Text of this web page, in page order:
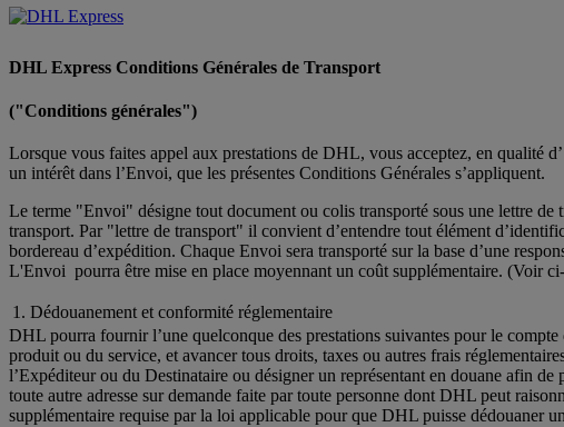
DHL Express Conditions Générales de Transport
("Conditions générales")
Lorsque vous faites appel aux prestations de DHL, vous acceptez, en qualité
un intérêt dans l’Envoi, que les présentes Conditions Générales s’appliquent.
Le terme "Envoi" désigne tout document ou colis transporté sous une lettre
transport. Par "lettre de transport" il convient d’entendre tout élément
bordereau d’expédition. Chaque Envoi sera transporté sur la base d’une
L'Envoi pourra être mise en place moyennant un coût supplémentaire. (Voir
1. Dédouanement et conformité réglementaire
DHL pourra fournir l’une quelconque des prestations suivantes pour le
produit ou du service, et avancer tous droits, taxes ou autres frais
l’Expéditeur ou du Destinataire ou désigner un représentant en douane afin
toute autre adresse sur demande faite par toute personne dont DHL peut
supplémentaire requise par la loi applicable pour que DHL puisse dédouaner